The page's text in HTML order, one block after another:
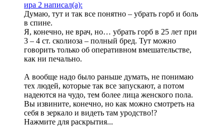
ира 2 написал(а):
Думаю, тут и так все понятно – убрать горб и боль
в спине.
Я, конечно, не врач, но… убрать горб в 25 лет при
3 – 4 ст. сколиоза – полный бред. Тут можно
говорить только об оперативном вмешательстве,
как ни печально.
А вообще надо было раньше думать, не понимаю
тех людей, которые так все запускают, а потом
надеются на чудо, тем более лица женского пола.
Вы извините, конечно, но как можно смотреть на
себя в зеркало и видеть там уродство!?
Нажмите для раскрытия...